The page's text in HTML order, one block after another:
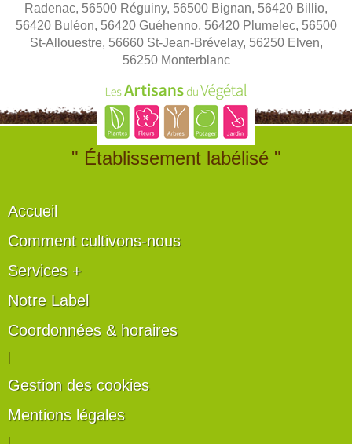
Radenac, 56500 Réguiny, 56500 Bignan, 56420 Billio,
56420 Buléon, 56420 Guéhenno, 56420 Plumelec, 56500
St-Allouestre, 56660 St-Jean-Brévelay, 56250 Elven,
56250 Monterblanc
" Établissement labélisé "
Accueil
Comment cultivons-nous
Services +
Notre Label
Coordonnées & horaires
Gestion des cookies
Mentions légales